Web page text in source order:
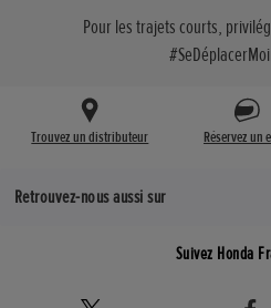
Pour les trajets courts,
Trouvez un distributeur Réservez un
Retrouvez-nous aussi sur
Suivez Honda